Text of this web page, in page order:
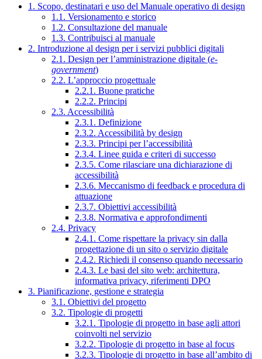
1. Scopo, destinatari e uso del Manuale operativo di design
1.1. Versionamento e storico
1.2. Consultazione del manuale
1.3. Contribuisci al manuale
2. Introduzione al design per i servizi pubblici digitali
2.1. Design per l’amministrazione digitale (e-
government)
2.2. L’approccio progettuale
2.2.1. Buone pratiche
2.2.2. Principi
2.3. Accessibilità
2.3.1. Definizione
2.3.2. Accessibilità by design
2.3.3. Principi per l’accessibilità
2.3.4. Linee guida e criteri di successo
2.3.5. Come rilasciare una dichiarazione di
accessibilità
2.3.6. Meccanismo di feedback e procedura di
attuazione
2.3.7. Obiettivi accessibilità
2.3.8. Normativa e approfondimenti
2.4. Privacy
2.4.1. Come rispettare la privacy sin dalla
progettazione di un sito o servizio digitale
2.4.2. Richiedi il consenso quando necessario
2.4.3. Le basi del sito web: architettura,
informativa privacy, riferimenti DPO
3. Pianificazione, gestione e strategia
3.1. Obiettivi del progetto
3.2. Tipologie di progetti
3.2.1. Tipologie di progetto in base agli attori
coinvolti nel servizio
3.2.2. Tipologie di progetto in base al focus
3.2.3. Tipologie di progetto in base all’ambito di